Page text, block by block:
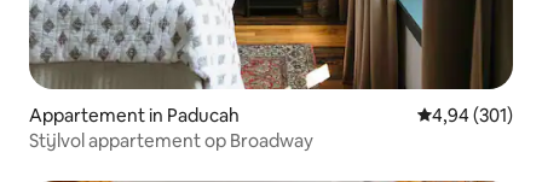
Appartement in Paducah Gemiddelde
4,94 (301)
Stijlvol appartement op Broadway